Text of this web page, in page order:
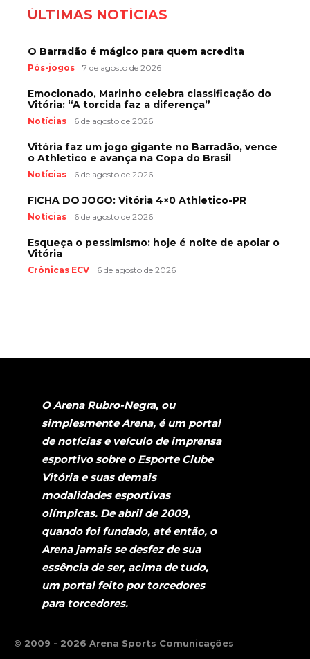
ÚLTIMAS NOTÍCIAS
O Barradão é mágico para quem acredita
Pós-jogos 7 de agosto de 2026
Emocionado, Marinho celebra classificação do
Vitória: “A torcida faz a diferença”
Notícias 6 de agosto de 2026
Vitória faz um jogo gigante no Barradão, vence
o Athletico e avança na Copa do Brasil
Notícias 6 de agosto de 2026
FICHA DO JOGO: Vitória 4×0 Athletico-PR
Notícias 6 de agosto de 2026
Esqueça o pessimismo: hoje é noite de apoiar o
Vitória
Crônicas ECV 6 de agosto de 2026
O Arena Rubro-Negra, ou
simplesmente Arena, é um portal
de notícias e veículo de imprensa
esportivo sobre o Esporte Clube
Vitória e suas demais
modalidades esportivas
olímpicas. De abril de 2009,
quando foi fundado, até então, o
Arena jamais se desfez de sua
essência de ser, acima de tudo,
um portal feito por torcedores
para torcedores.
© 2009 - 2026 Arena Sports Comunicações